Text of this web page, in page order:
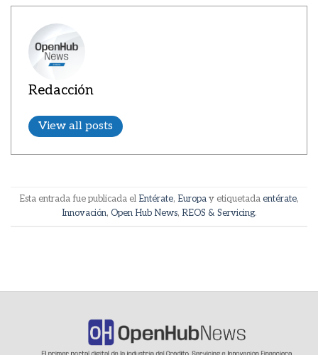
Redacción
View all posts
Esta entrada fue publicada el Entérate, Europay etiquetadaentérate,
Innovación, Open Hub News, REOS & Servicing.